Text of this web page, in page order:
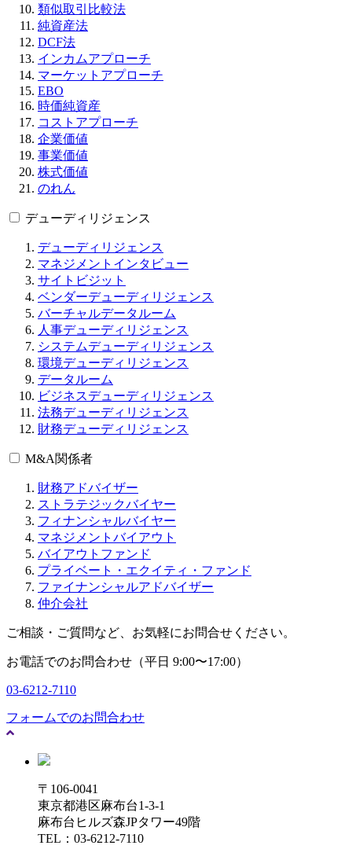
類似取引比較法
純資産法
DCF法
インカムアプローチ
マーケットアプローチ
EBO
時価純資産
コストアプローチ
企業価値
事業価値
株式価値
のれん
デューディリジェンス
デューディリジェンス
マネジメントインタビュー
サイトビジット
ベンダーデューディリジェンス
バーチャルデータルーム
人事デューディリジェンス
システムデューディリジェンス
環境デューディリジェンス
データルーム
ビジネスデューディリジェンス
法務デューディリジェンス
財務デューディリジェンス
M&A関係者
財務アドバイザー
ストラテジックバイヤー
フィナンシャルバイヤー
マネジメントバイアウト
バイアウトファンド
プライベート・エクイティ・ファンド
ファイナンシャルアドバイザー
仲介会社
ご相談・ご質問など、お気軽にお問合せください。
お電話でのお問合わせ（平日 9:00〜17:00）
03-6212-7110
フォームでのお問合わせ
〒106-0041
東京都港区麻布台1-3-1
麻布台ヒルズ森JPタワー49階
TEL：03-6212-7110